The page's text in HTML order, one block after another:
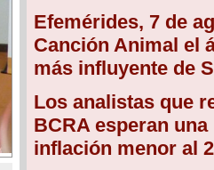
Efemérides, 7 de
Canción Animal el
más influyente de
Los analistas que
BCRA esperan una
inflación menor al